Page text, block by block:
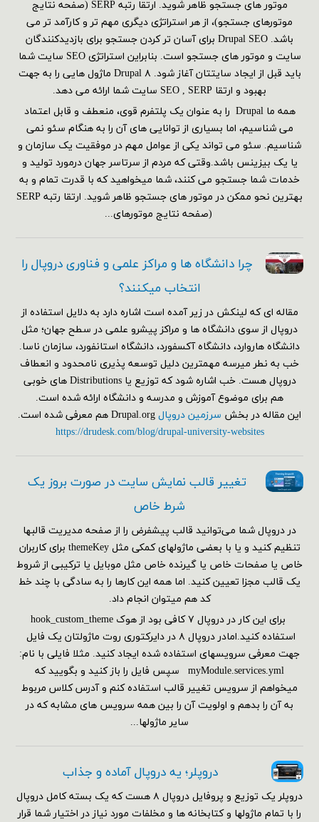
موتور های جستجو ظاهر شوید. ارتقا رتبه SERP (صفحه نتایج
موتورهای جستجو)، از هر استراتژی دیگری مهم تر و کارآمد تر می
باشد. Drupal SEO برای آسان تر کردن جستجو برای بازدیدکنندگان
سایت و موتور های جستجو است. بنابراین استراتژی SEO سایت شما
باید قبل از ایجاد سایتتان آغاز شود. Drupal ۸ ماژول هایی را به جهت
بهبود و ارتقا SEO , SERP سایت شما ارائه می دهد.
همه ما Drupal را به عنوان یک پلتفرم قوی، منعطف و قابل اعتماد
می شناسیم، اما بسیاری از توانایی های آن را به هنگام سئو نمی
شناسیم. سئو می تواند یکی از عوامل مهم در موفقیت یک سازمان و
یا یک بیزینس باشد.وقتی که مردم از سرتاسر جهان درمورد تولید و
خدمات شما جستجو می کنند، شما میخواهید که با قدرت تمام و به
بهترین نحو ممکن در موتور های جستجو ظاهر شوید. ارتقا رتبه SERP
(صفحه نتایج موتورهای...
چرا دانشگاه ها و مراکز علمی و فناوری دروپال را
انتخاب میکنند؟
مقاله ای که لینکش در زیر آمده است اشاره دارد به دلایل استفاده از
دروپال از سوی دانشگاه ها و مراکز پیشرو علمی در سطح جهان؛ مثل
دانشگاه هاروارد، دانشگاه آکسفورد، دانشگاه استانفورد، سازمان ناسا.
خب به نطر میرسه مهمترین دلیل توسعه پذیری نامحدود و انعطاف
دروپال هست. خب اشاره شود که توزیع یا Distributions های خوبی
هم برای موضوع آموزش و مدرسه و دانشگاه ارائه شده است.
این مقاله در بخش سرزمین دروپالDrupal.org هم معرفی شده است.
https://drudesk.com/blog/drupal-university-websites
تغییر قالب نمایش سایت در صورت بروز یک
شرط خاص
در دروپال شما می‌توانید قالب پیشفرض را از صفحه مدیریت قالبها
تنظیم کنید و یا با بعضی ماژولهای کمکی مثل themeKey برای کاربران
خاص یا صفحات خاص یا گیرنده خاص مثل موبایل یا ترکیبی از شروط
یک قالب مجزا تعیین کنید. اما همه این کارها را به سادگی با چند خط
کد هم می‎توان انجام داد.
برای این کار در دروپال ۷ کافی بود از هوک hook_custom_theme
استفاده کنید.امادر دروپال ۸ در دایرکتوری روت ماژولتان یک فایل
جهت معرفی سرویسهای استفاده شده ایجاد کنید. مثلا فایلی با نام:
myModule.services.yml سپس فایل را باز کنید و بگویید که
میخواهم از سرویس تغییر قالب استفاده کنم و آدرس کلاس مربوط
به آن را بدهم و اولویت آن را بین همه سرویس های مشابه که در
سایر ماژولها...
دروپلر؛ یه دروپال آماده و جذاب
دروپلر یک توزیع و پروفایل دروپال ۸ هست که یک بسته کامل دروپال
را با تمام ماژولها و کتابخانه ها و مخلفات مورد نیاز در اختیار شما قرار